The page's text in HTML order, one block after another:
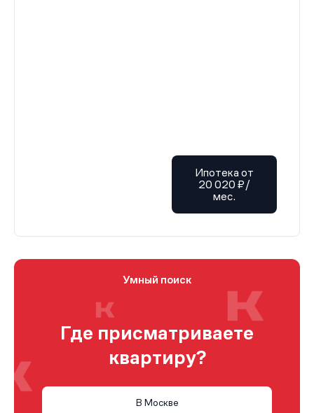
Ипотека от
20 020 ₽/
мес.
Умный поиск
Где присматриваете
квартиру?
В Москве